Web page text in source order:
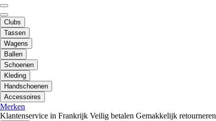
Clubs
Tassen
Wagens
Ballen
Schoenen
Kleding
Handschoenen
Accessoires
Merken
Klantenservice in Frankrijk Veilig betalen Gemakkelijk retourneren